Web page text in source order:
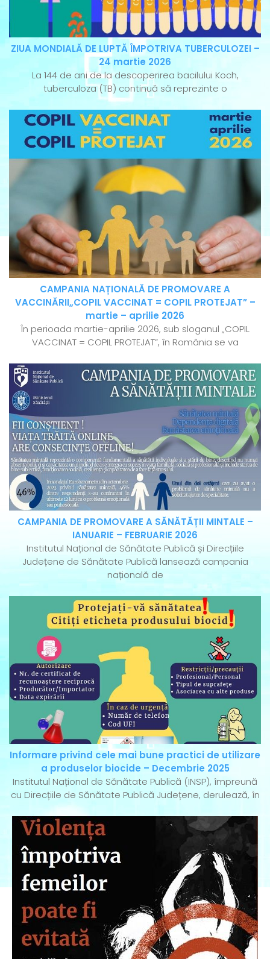
ZIUA MONDIALĂ DE LUPTĂ ÎMPOTRIVA TUBERCULOZEI –
24 martie 2026
La 144 de ani de la descoperirea bacilului Koch,
tuberculoza (TB) continuă să reprezinte o
CAMPANIA NAȚIONALĂ DE PROMOVARE A
VACCINĂRII„COPIL VACCINAT = COPIL PROTEJAT” –
martie – aprilie 2026
În perioada martie-aprilie 2026, sub sloganul „COPIL
VACCINAT = COPIL PROTEJAT”, în România se va
CAMPANIA DE PROMOVARE A SĂNĂTĂȚII MINTALE –
IANUARIE – FEBRUARIE 2026
Institutul Național de Sănătate Publică și Direcțiile
Județene de Sănătate Publică lansează campania
națională de
Informare privind cele mai bune practici de utilizare
a produselor biocide – Decembrie 2025
Institutul Național de Sănătate Publică (INSP), împreună
cu Direcțiile de Sănătate Publică Județene, derulează, în